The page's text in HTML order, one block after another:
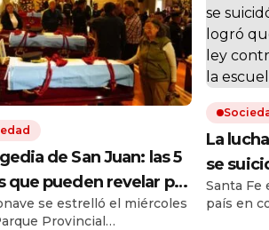
de San Juan: las 5
que pueden revelar por
el helicóptero
se estrelló el miércoles
Provincial
La
se
y logró
Santa Fe
país en